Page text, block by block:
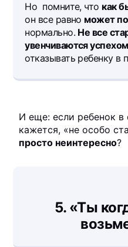
Но помните, что как
он все равно может
нормально. Не все
увенчиваются успехом
отказывать ребенку в
И еще: если ребенок
кажется, «не особо
просто неинтересно?
5. «Ты